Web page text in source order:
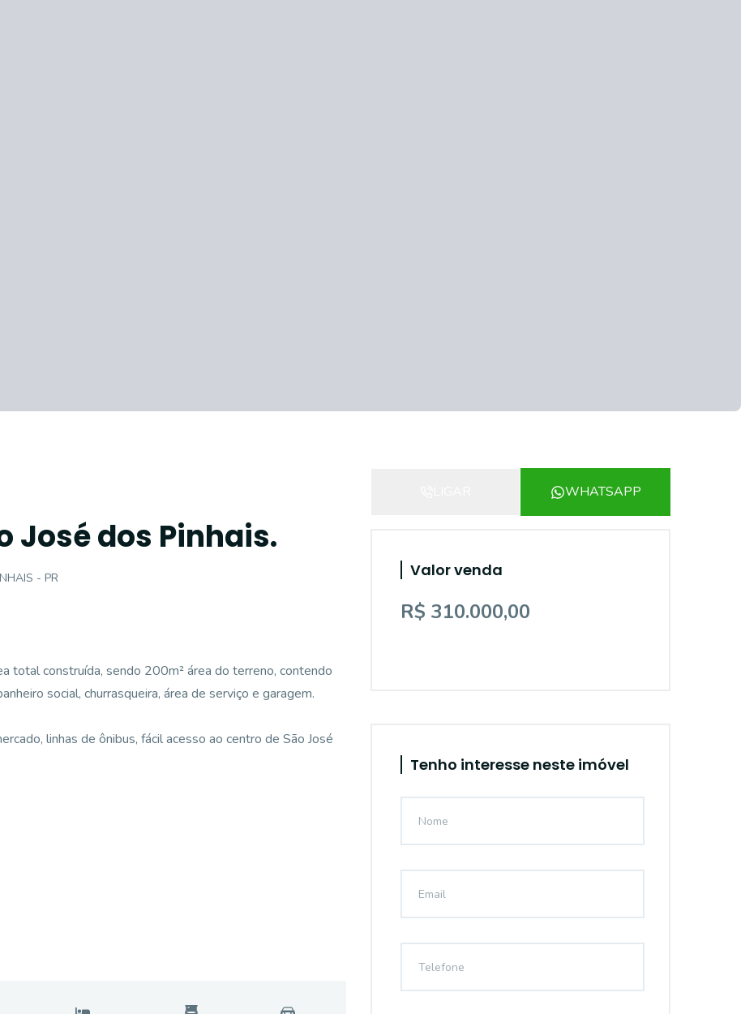
José dos Pinhais.
- PR
total construída, sendo 200m² área do terreno, contendo
social, churrasqueira, área de serviço e garagem.
linhas de ônibus, fácil acesso ao centro de São José
WHATSAPP
Valor venda
R$ 310.000,00
Tenho interesse neste imóvel